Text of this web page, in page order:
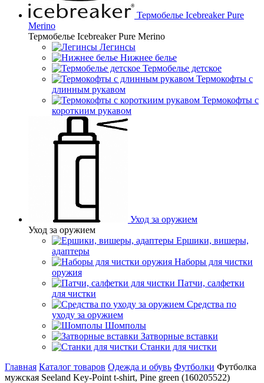
Термобелье Icebreaker Pure
Merino
Термобелье Icebreaker Pure Merino
Легинсы
Нижнее белье
Термобелье детское
Термокофты с
длинным рукавом
Термокофты с
короткиим рукавом
Уход за оружием
Уход за оружием
Ершики, вишеры,
адаптеры
Наборы для чистки
оружия
Патчи, салфетки
для чистки
Средства по
уходу за оружием
Шомполы
Затворные вставки
Станки для чистки
Главная Каталог товаров Одежда и обувь Футболки Футболка
мужская Seeland Key-Point t-shirt, Pine green (160205522)